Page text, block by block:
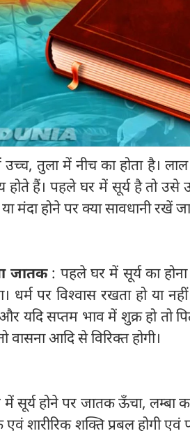
उच्च, तुला में नीच का होता है।
हैं। पहले घर में सूर्य है तो उसे
मंदा होने पर क्या सावधानी रखें
जातक : पहले घर में सूर्य का
धर्म पर विश्वास रखता हो या
और यदि सप्तम भाव में शुक्र हो तो
वासना आदि से विरिक्त होगी।
में सूर्य होने पर जातक ऊँचा, लम्बा
शारीरिक शक्ति प्रबल होगी एवं